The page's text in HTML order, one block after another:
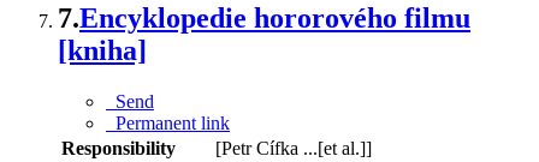
7.Encyklopedie hororového filmu
[kniha]
Send
Permanent link
Responsibility
[Petr Cífka ...[et al.]]